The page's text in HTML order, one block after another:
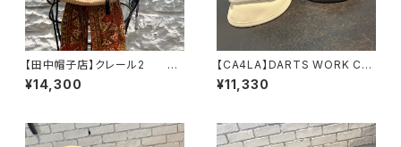
【田中帽子店】クレール2
¥14,300
【CA4LA】DARTS WORK CA
S 8 キャスケット TA
M02814
¥11,330